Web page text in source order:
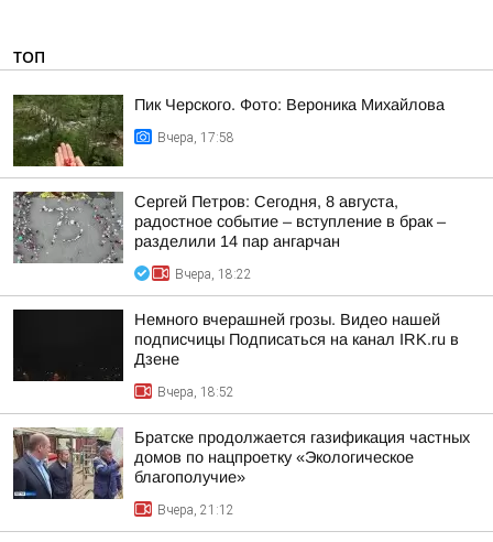
ТОП
Пик Черского. Фото: Вероника Михайлова
Вчера, 17:58
Сергей Петров: Сегодня, 8 августа,
радостное событие – вступление в брак –
разделили 14 пар ангарчан
Вчера, 18:22
Немного вчерашней грозы. Видео нашей
подписчицы Подписаться на канал IRK.ru в
Дзене
Вчера, 18:52
Братске продолжается газификация частных
домов по нацпроетку «Экологическое
благополучие»
Вчера, 21:12